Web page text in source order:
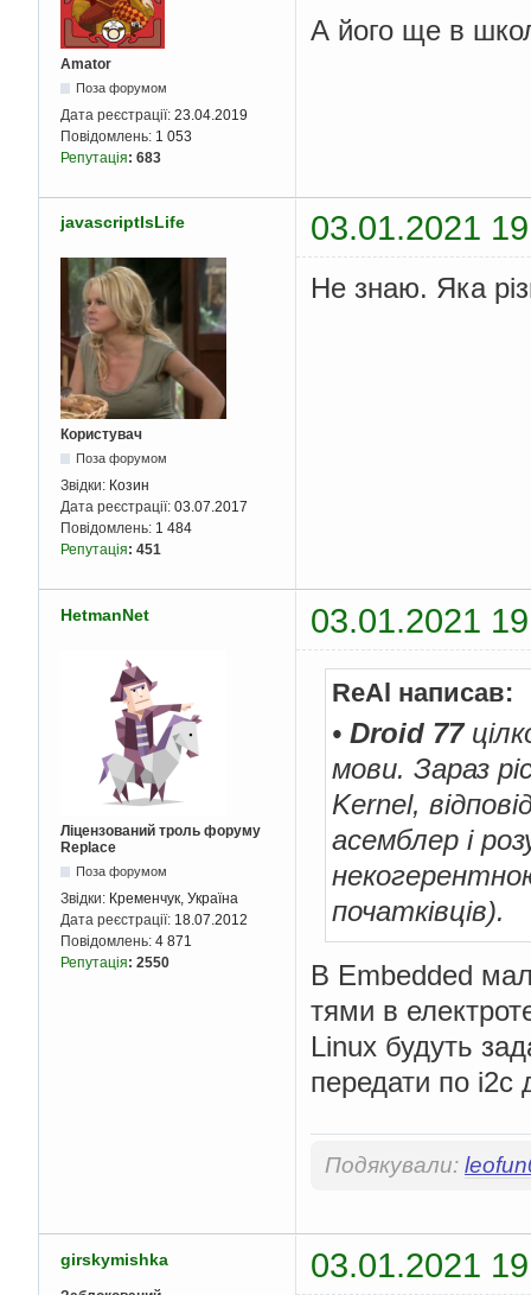
Amator
Поза форумом
Дата реєстрації: 23.04.2019
Повідомлень: 1 053
Репутація: 683
А його ще в
javascriptIsLife 03.01.2021
Користувач
Поза форумом
Звідки: Козин
Дата реєстрації: 03.07.2017
Повідомлень: 1 484
Репутація: 451
Не знаю. Яка
HetmanNet 03.01.2021
Ліцензований троль форуму
Replace
Поза форумом
Звідки: Кременчук, Україна
Дата реєстрації: 18.07.2012
Повідомлень: 4 871
Репутація: 2550
ReAl написав:
• Droid 77
мови. Зараз
Kernel,
асемблер і
початківців).
В Embedded
тями в
Linux будуть
передати по i2c
Подякували:
girskymishka 03.01.2021